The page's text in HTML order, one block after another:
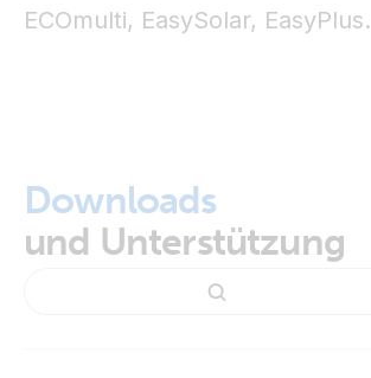
ECOmulti, EasySolar, EasyPlus.
Downloads
und Unterstützung